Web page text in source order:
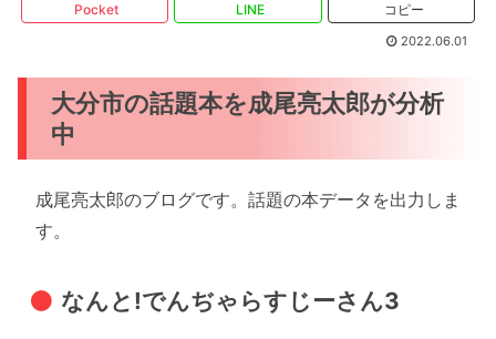
Pocket LINE コピー
2022.06.01
大分市の話題本を成尾亮太郎が分析
中
成尾亮太郎のブログです。話題の本データを出力しま
す。
なんと!でんぢゃらすじーさん3